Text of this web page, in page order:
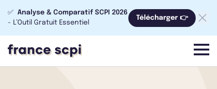
✅ Analyse & Comparatif SCPI 2026
- L’Outil Gratuit Essentiel
Télécharger 👉
menu